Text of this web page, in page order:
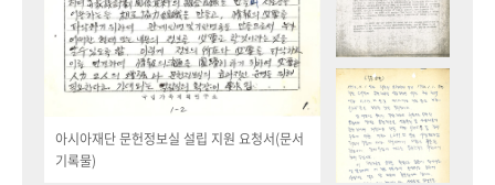
아시아재단 문헌정보실 설립 지원 요청서(문서
기록물)